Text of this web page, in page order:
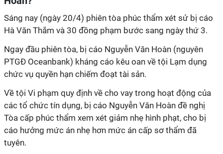
Sáng nay (ngày 20/4) phiên tòa phúc thẩm xét sử bị cáo
Hà Văn Thắm và 30 đồng phạm bước sang ngày thứ 3.
Ngay đầu phiên tòa, bị cáo Nguyễn Văn Hoàn (nguyên
PTGĐ Oceanbank) kháng cáo kêu oan về tội Lạm dụng
chức vụ quyền hạn chiếm đoạt tài sản.
Về tội Vi phạm quy định về cho vay trong hoạt động của
các tổ chức tín dụng, bị cáo Nguyễn Văn Hoàn đề nghị
Tòa cấp phúc thẩm xem xét giảm nhẹ hình phạt, cho bị
cáo hưởng mức án nhẹ hơn mức án cấp sơ thẩm đã
tuyên.